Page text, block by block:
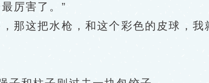
厉害了。”
这把水枪，和这个彩色的皮球，我